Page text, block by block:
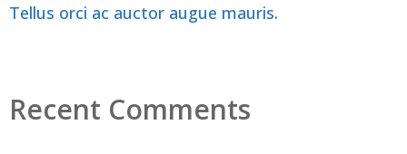
Tellus orci ac auctor augue mauris.
Recent Comments